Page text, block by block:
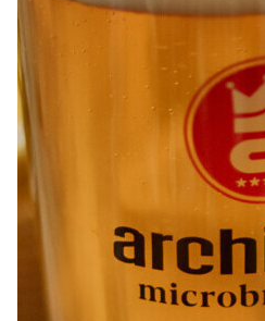
TRAITEUR ÉVÉNEMENTIEL
DONNER VOTRE OPINION